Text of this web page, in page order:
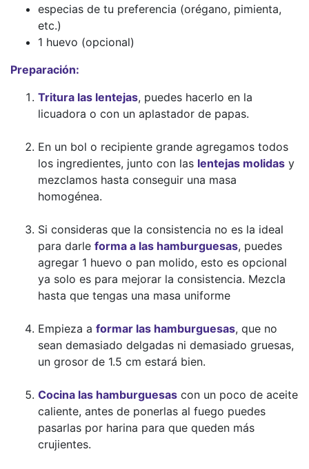
especias de tu preferencia (orégano, pimienta,
etc.)
1 huevo (opcional)
Preparación:
Tritura las lentejas, puedes hacerlo en la
licuadora o con un aplastador de papas.
En un bol o recipiente grande agregamos todos
los ingredientes, junto con las lentejas molidas y
mezclamos hasta conseguir una masa
homogénea.
Si consideras que la consistencia no es la ideal
para darle forma a las hamburguesas, puedes
agregar 1 huevo o pan molido, esto es opcional
ya solo es para mejorar la consistencia. Mezcla
hasta que tengas una masa uniforme
Empieza a formar las hamburguesas, que no
sean demasiado delgadas ni demasiado gruesas,
un grosor de 1.5 cm estará bien.
Cocina las hamburguesas con un poco de aceite
caliente, antes de ponerlas al fuego puedes
pasarlas por harina para que queden más
crujientes.